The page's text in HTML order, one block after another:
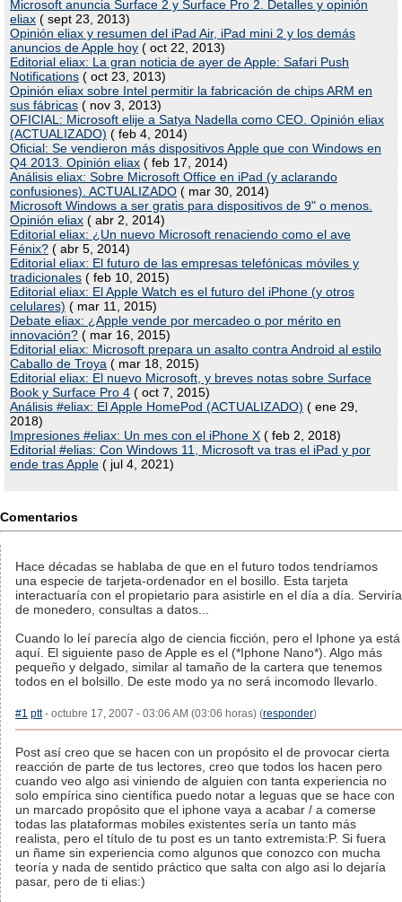
Microsoft anuncia Surface 2 y Surface Pro 2. Detalles y opinión
eliax ( sept 23, 2013)
Opinión eliax y resumen del iPad Air, iPad mini 2 y los demás
anuncios de Apple hoy ( oct 22, 2013)
Editorial eliax: La gran noticia de ayer de Apple: Safari Push
Notifications ( oct 23, 2013)
Opinión eliax sobre Intel permitir la fabricación de chips ARM en
sus fábricas ( nov 3, 2013)
OFICIAL: Microsoft elije a Satya Nadella como CEO. Opinión eliax
(ACTUALIZADO) ( feb 4, 2014)
Oficial: Se vendieron más dispositivos Apple que con Windows en
Q4 2013. Opinión eliax ( feb 17, 2014)
Análisis eliax: Sobre Microsoft Office en iPad (y aclarando
confusiones). ACTUALIZADO ( mar 30, 2014)
Microsoft Windows a ser gratis para dispositivos de 9" o menos.
Opinión eliax ( abr 2, 2014)
Editorial eliax: ¿Un nuevo Microsoft renaciendo como el ave
Fénix? ( abr 5, 2014)
Editorial eliax: El futuro de las empresas telefónicas móviles y
tradicionales ( feb 10, 2015)
Editorial eliax: El Apple Watch es el futuro del iPhone (y otros
celulares) ( mar 11, 2015)
Debate eliax: ¿Apple vende por mercadeo o por mérito en
innovación? ( mar 16, 2015)
Editorial eliax: Microsoft prepara un asalto contra Android al estilo
Caballo de Troya ( mar 18, 2015)
Editorial eliax: El nuevo Microsoft, y breves notas sobre Surface
Book y Surface Pro 4 ( oct 7, 2015)
Análisis #eliax: El Apple HomePod (ACTUALIZADO) ( ene 29,
2018)
Impresiones #eliax: Un mes con el iPhone X ( feb 2, 2018)
Editorial #elias: Con Windows 11, Microsoft va tras el iPad y por
ende tras Apple ( jul 4, 2021)
Comentarios
Hace décadas se hablaba de que en el futuro todos tendríamos
una especie de tarjeta-ordenador en el bosillo. Esta tarjeta
interactuaría con el propietario para asistirle en el día a día. Serviría
de monedero, consultas a datos...
Cuando lo leí parecía algo de ciencia ficción, pero el Iphone ya está
aquí. El siguiente paso de Apple es el (*Iphone Nano*). Algo más
pequeño y delgado, similar al tamaño de la cartera que tenemos
todos en el bolsillo. De este modo ya no será incomodo llevarlo.
#1 ptt- octubre 17, 2007 - 03:06 AM (03:06 horas) (responder)
Post así creo que se hacen con un propósito el de provocar cierta
reacción de parte de tus lectores, creo que todos los hacen pero
cuando veo algo asi viniendo de alguien con tanta experiencia no
solo empírica sino científica puedo notar a leguas que se hace con
un marcado propósito que el iphone vaya a acabar / a comerse
todas las plataformas mobiles existentes sería un tanto más
realista, pero el título de tu post es un tanto extremista:P. Si fuera
un ñame sin experiencia como algunos que conozco con mucha
teoría y nada de sentido práctico que salta con algo asi lo dejaría
pasar, pero de ti elias:)